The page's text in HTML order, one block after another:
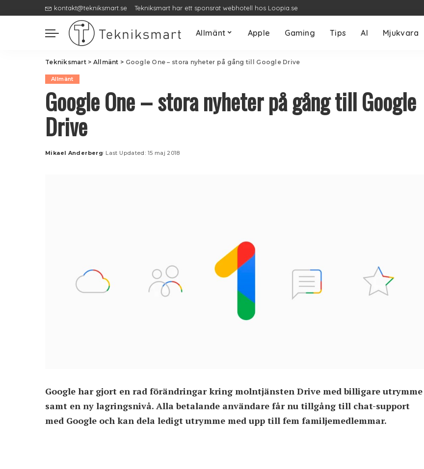
kontakt@tekniksmart.se Tekniksmart har ett sponsrat webhotell hos Loopia.se
Allmänt Apple Gaming Tips AI Mjukvara
Tekniksmart> Allmänt > Google One – stora nyheter på gång till Google Drive
Allmänt
Google One – stora nyheter på gång till Google
Drive
Posted
Mikael Anderberg Last Updated: 15 maj 2018
Google har gjort en rad förändringar kring molntjänsten Drive med billigare utrymme
samt en ny lagringsnivå. Alla betalande användare får nu tillgång till chat-support
med Google och kan dela ledigt utrymme med upp till fem familjemedlemmar.